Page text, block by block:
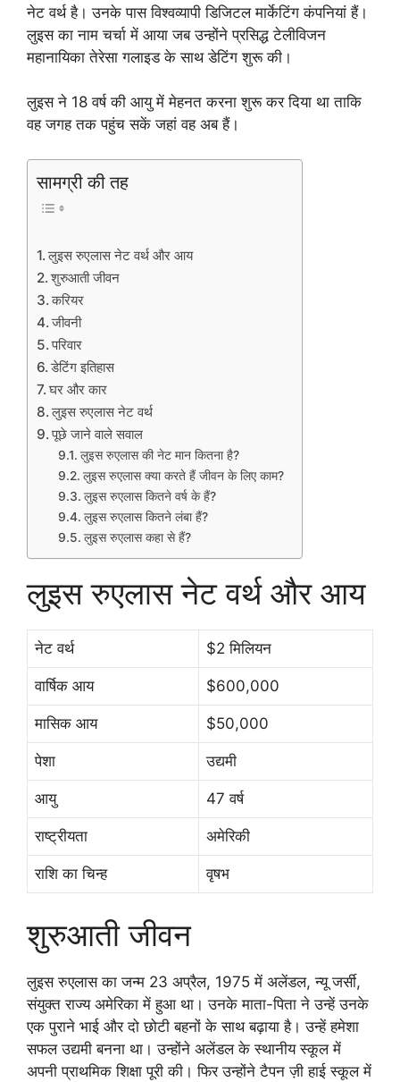
नेट वर्थ है। उनके पास विश्वव्यापी डिजिटल मार्केटिंग कंपनियां हैं।
लुइस का नाम चर्चा में आया जब उन्होंने प्रसिद्ध टेलीविजन
महानायिका तेरेसा गलाइड के साथ डेटिंग शुरू की।
लुइस ने 18 वर्ष की आयु में मेहनत करना शुरू कर दिया था ताकि
वह जगह तक पहुंच सकें जहां वह अब हैं।
सामग्री की तह
लुइस रुएलास नेट वर्थ और आय
शुरुआती जीवन
करियर
जीवनी
परिवार
डेटिंग इतिहास
घर और कार
लुइस रुएलास नेट वर्थ
पूछे जाने वाले सवाल
लुइस रुएलास की नेट मान कितना है?
लुइस रुएलास क्या करते हैं जीवन के लिए काम?
लुइस रुएलास कितने वर्ष के हैं?
लुइस रुएलास कितने लंबा हैं?
लुइस रुएलास कहा से हैं?
लुइस रुएलास नेट वर्थ और आय
नेट वर्थ $2 मिलियन
वार्षिक आय $600,000
मासिक आय $50,000
पेशा उद्यमी
आयु 47 वर्ष
राष्ट्रीयता अमेरिकी
राशि का चिन्ह वृषभ
शुरुआती जीवन
लुइस रुएलास का जन्म 23 अप्रैल, 1975 में अलेंडल, न्यू जर्सी,
संयुक्त राज्य अमेरिका में हुआ था। उनके माता-पिता ने उन्हें उनके
एक पुराने भाई और दो छोटी बहनों के साथ बढ़ाया है। उन्हें हमेशा
सफल उद्यमी बनना था। उन्होंने अलेंडल के स्थानीय स्कूल में
अपनी प्राथमिक शिक्षा पूरी की। फिर उन्होंने टैपन ज़ी हाई स्कूल में